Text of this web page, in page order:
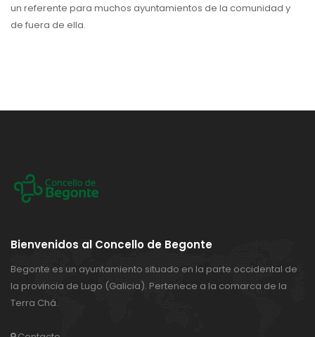
un referente para muchos ayuntamientos de la comunidad y
de fuera de ella.
Bienvenidos al Concello de Begonte
Begonte es un ayuntamiento situado en la parte occidental de
la provincia de Lugo (Galicia). Pertenece a la comarca de la
Terra Chá.